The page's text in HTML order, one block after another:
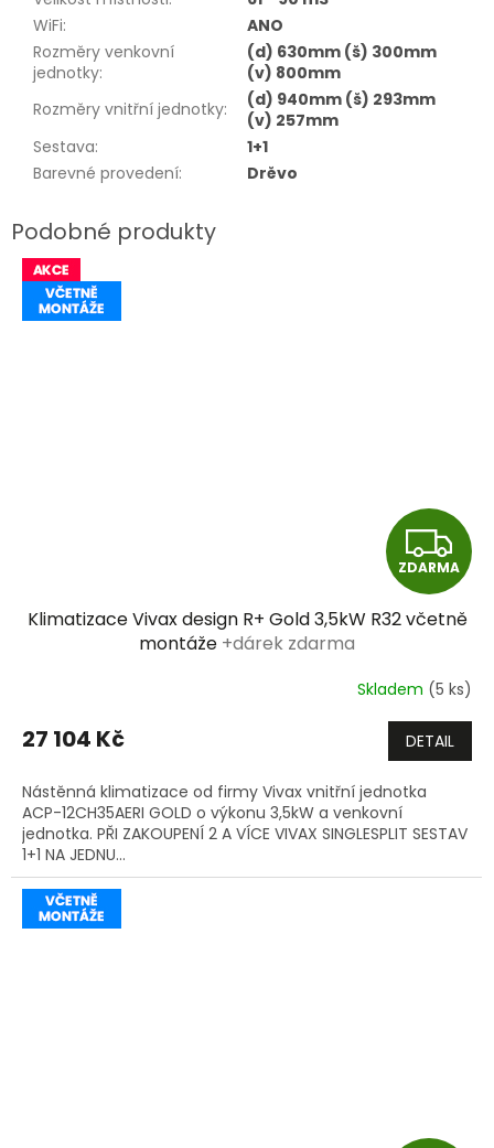
WiFi:
ANO
Rozměry venkovní
jednotky:
(d) 630mm (š) 300mm
(v) 800mm
Rozměry vnitřní jednotky:
(d) 940mm (š) 293mm
(v) 257mm
Sestava:
1+1
Barevné provedení: Drěvo
Z
D
A
R
M
A
ZDARMA
Klimatizace Vivax design R+ Gold 3,5kW R32 včetně
montáže +dárek zdarma
Skladem (5 ks)
27 104 Kč DETAIL
Nástěnná klimatizace od firmy Vivax vnitřní jednotka
ACP-12CH35AERI GOLD o výkonu 3,5kW a venkovní
jednotka. PŘI ZAKOUPENÍ 2 A VÍCE VIVAX SINGLESPLIT SESTAV
1+1 NA JEDNU...